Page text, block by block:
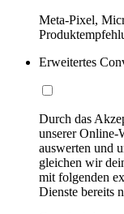
Meta-Pixel,
Erweitertes
Durch das
unserer Online-
auswerten und
gleichen wir
mit folgenden
Dienste bereits